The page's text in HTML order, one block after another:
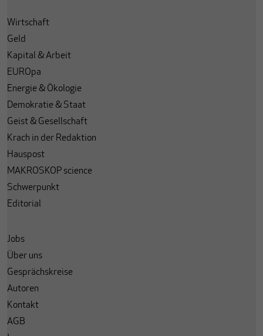
Wirtschaft
Geld
Kapital & Arbeit
EUROpa
Energie & Ökologie
Demokratie & Staat
Geist & Gesellschaft
Krach in der Redaktion
Hauspost
MAKROSKOP science
Schwerpunkt
Editorial
Jobs
Über uns
Gesprächskreise
Autoren
Kontakt
AGB